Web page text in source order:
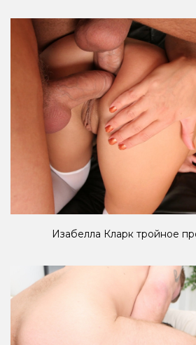
Изабелла Кларк тройное